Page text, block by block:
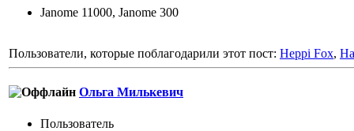
Janome 11000, Janome 300
Пользователи, которые поблагодарили этот пост: Heppi Fox,
Ольга Милькевич
Пользовaтeль